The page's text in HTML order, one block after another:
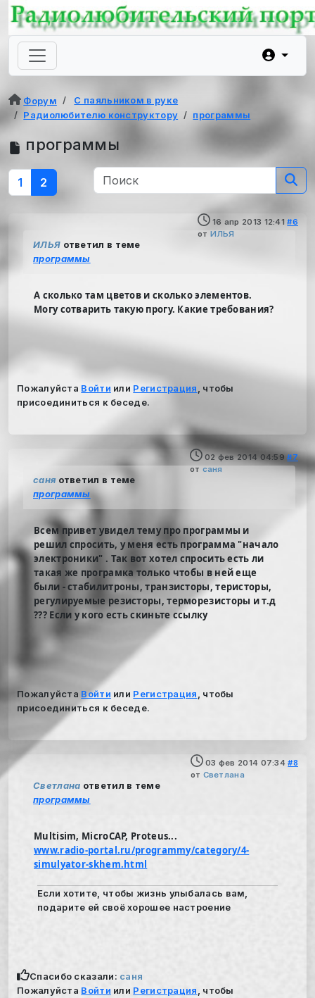
Форум
С паяльником в руке
Радиолюбителю конструктору
программы
программы
1 2
16 апр 2013 12:41 #6
от ИЛЬЯ
ИЛЬЯ ответил в теме
программы
А сколько там цветов и сколько элементов.
Могу сотварить такую прогу. Какие требования?
Пожалуйста Войти или Регистрация
, чтобы
присоединиться к беседе.
02 фев 2014 04:59 #7
от саня
саня ответил в теме
программы
Всем привет увидел тему про программы и
решил спросить, у меня есть программа "начало
электроники" . Так вот хотел спросить есть ли
такая же програмка только чтобы в ней еще
были - стабилитроны, транзисторы, теристоры,
регулируемые резисторы, терморезисторы и т.д
??? Если у кого есть скиньте ссылку
Пожалуйста Войти или Регистрация
, чтобы
присоединиться к беседе.
03 фев 2014 07:34 #8
от Светлана
Светлана ответил в теме
программы
Multisim, MicroCAP, Proteus...
www.radio-portal.ru/programmy/category/4-
simulyator-skhem.html
Если хотите, чтобы жизнь улыбалась вам,
подарите ей своё хорошее настроение
Спасибо сказали: саня
Пожалуйста Войти или Регистрация, чтобы